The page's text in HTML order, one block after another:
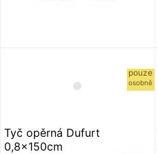
pouze
osobně
Tyč opěrná Dufurt
0,8x150cm